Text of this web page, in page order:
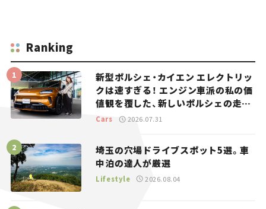
Ranking
新型ポルシェ・カイエン エレクトリッ
クは速すぎる！ エンジン車派の私の価
値観を覆した、新しいポルシェの走
り。
Cars 2026.07.31
埼玉の穴場ドライブスポット5選。車
中泊の達人が厳選
Lifestyle 2026.08.04